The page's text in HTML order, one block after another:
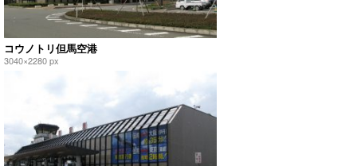
コウノトリ但馬空港
3040×2280 px